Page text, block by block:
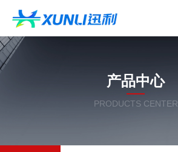
产品中心
PRODUCTS CENTER